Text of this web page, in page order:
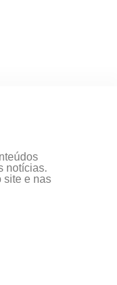
notícias.
site e nas